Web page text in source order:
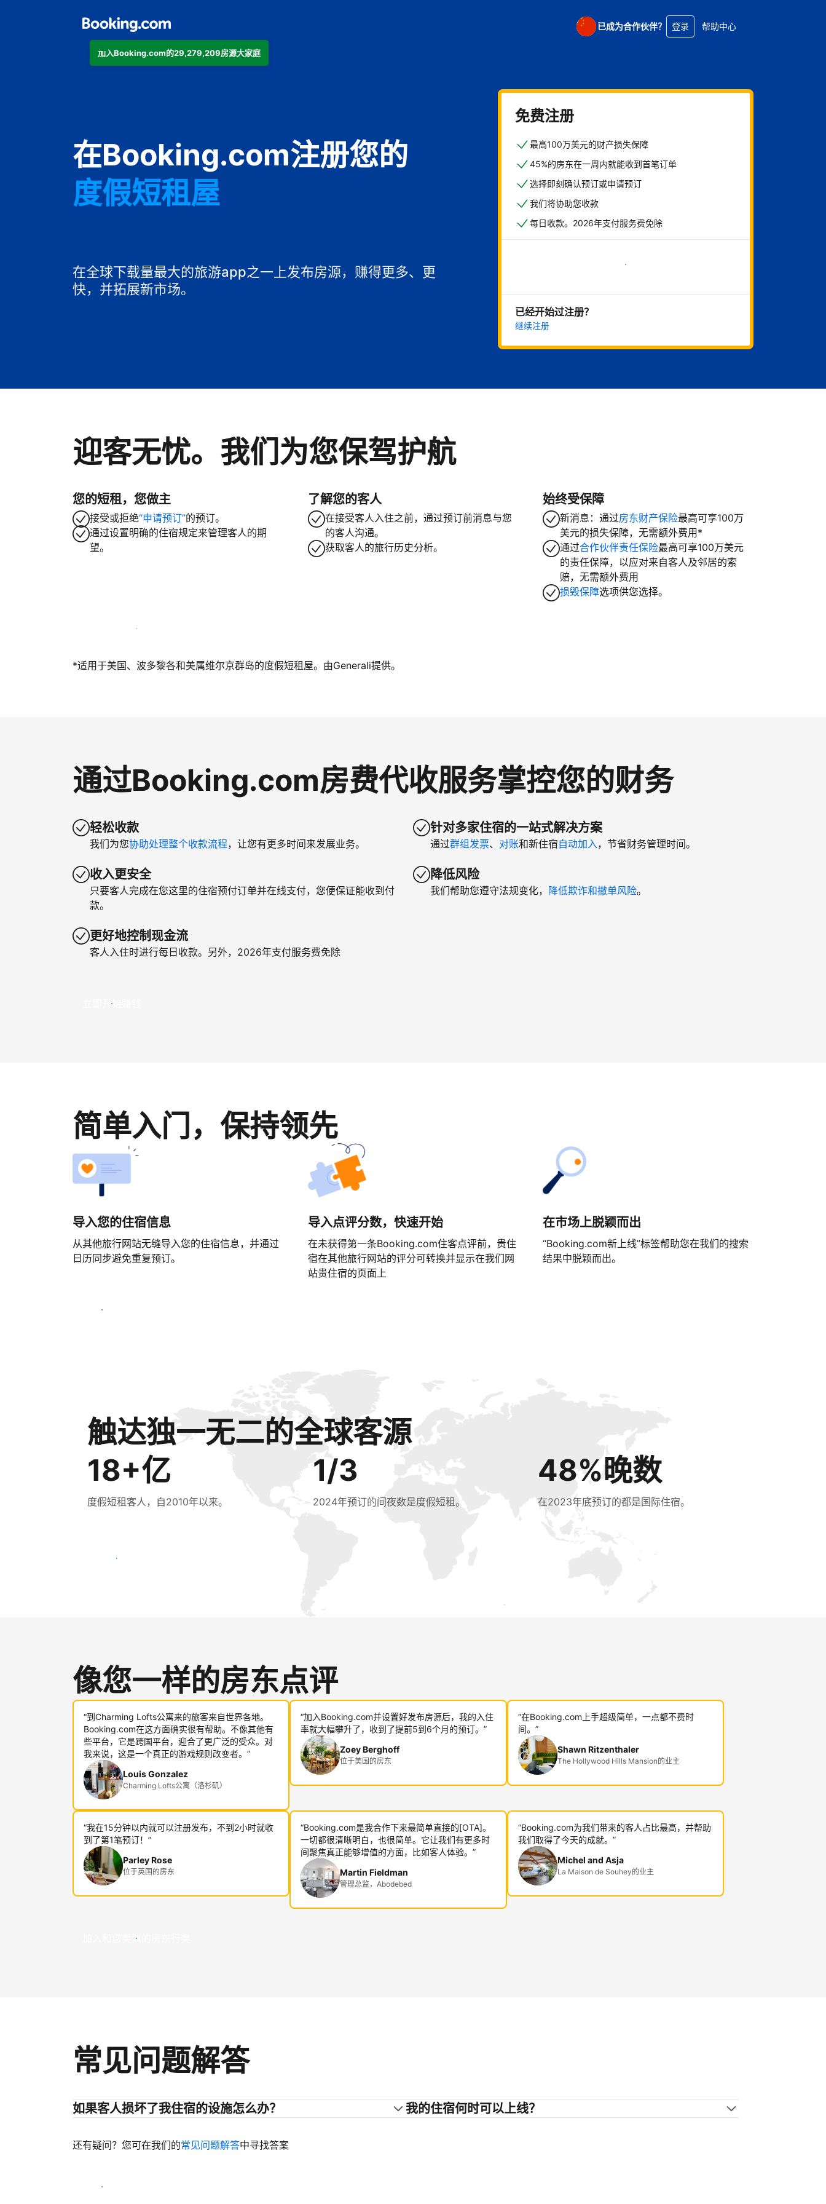
加入Booking.com的29,279,209房源大家庭
已成为合作伙伴？ 登录 帮助中心
在Booking.com注册您的
酒店
度假短租屋
住宿加早餐旅馆
在全球下载量最大的旅游app之一上发布房源，赚得更多、更
快，并拓展新市场。
免费注册
最高100万美元的财产损失保障
45%的房东在一周内就能收到首笔订单
选择即刻确认预订或申请预订
我们将协助您收款
每日收款。2026年支付服务费免除
立即开始
已经开始过注册？
继续注册
迎客无忧。我们为您保驾护航
您的短租，您做主
接受或拒绝“申请预订”的预订。
通过设置明确的住宿规定来管理客人的期
望。
了解您的客人
在接受客人入住之前，通过预订前消息与您
的客人沟通。
获取客人的旅行历史分析。
始终受保障
新消息：通过房东财产保险最高可享100万
美元的损失保障，无需额外费用*
通过合作伙伴责任保险最高可享100万美元
的责任保障，以应对来自客人及邻居的索
赔，无需额外费用
损毁保障选项供您选择。
立即与我们一起迎接客人
*适用于美国、波多黎各和美属维尔京群岛的度假短租屋。由Generali提供。
通过Booking.com房费代收服务掌控您的财务
轻松收款
我们为您协助处理整个收款流程，让您有更多时间来发展业务。
收入更安全
只要客人完成在您这里的住宿预付订单并在线支付，您便保证能收到付
款。
更好地控制现金流
客人入住时进行每日收款。另外，2026年支付服务费免除
针对多家住宿的一站式解决方案
通过群组发票、 对账和新住宿自动加入，节省财务管理时间。
降低风险
我们帮助您遵守法规变化， 降低欺诈和撤单风险。
立即开始赚钱
简单入门，保持领先
导入您的住宿信息
从其他旅行网站无缝导入您的住宿信息，并通过
日历同步避免重复预订。
导入点评分数，快速开始
在未获得第一条Booking.com住客点评前，贵住
宿在其他旅行网站的评分可转换并显示在我们网
站贵住宿的页面上
在市场上脱颖而出
“Booking.com新上线”标签帮助您在我们的搜索
结果中脱颖而出。
马上开始
触达独一无二的全球客源
18+亿
度假短租客人，自2010年以来。
1/3
2024年预订的间夜数是度假短租。
48%晚数
在2023年底预订的都是国际住宿。
立即触达新客人
像您一样的房东点评
“到Charming Lofts公寓来的旅客来自世界各地。
Booking.com在这方面确实很有帮助。不像其他有
些平台，它是跨国平台，迎合了更广泛的受众。对
我来说，这是一个真正的游戏规则改变者。”
Louis Gonzalez
Charming Lofts公寓（洛杉矶）
“加入Booking.com并设置好发布房源后，我的入住
率就大幅攀升了，收到了提前5到6个月的预订。”
Zoey Berghoff
位于美国的房东
“在Booking.com上手超级简单，一点都不费时
间。”
Shawn Ritzenthaler
The Hollywood Hills Mansion的业主
“我在15分钟以内就可以注册发布，不到2小时就收
到了第1笔预订！”
Parley Rose
位于英国的房东
“Booking.com是我合作下来最简单直接的[OTA]。
一切都很清晰明白，也很简单。它让我们有更多时
间聚焦真正能够增值的方面，比如客人体验。”
Martin Fieldman
管理总监，Abodebed
“Booking.com为我们带来的客人占比最高，并帮助
我们取得了今天的成就。”
Michel and Asja
La Maison de Souhey的业主
加入和您类似的房东行类
常见问题解答
如果客人损坏了我住宿的设施怎么办？ 我的住宿何时可以上线？
还有疑问？您可在我们的常见问题解答中寻找答案
开始迎客